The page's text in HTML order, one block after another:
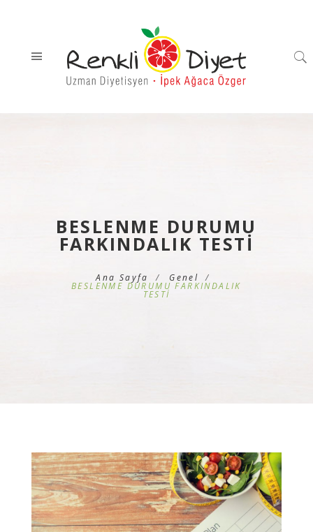
BESLENME DURUMU
FARKINDALIK TESTİ
Ana Sayfa Genel
BESLENME DURUMU FARKINDALIK
TESTİ